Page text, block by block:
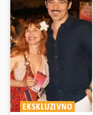
EKSKLUZIVNO